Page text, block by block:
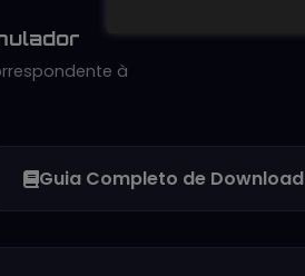
à
Guia Completo de Download